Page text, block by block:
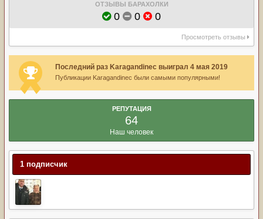
ОТЗЫВЫ БАРАХОЛКИ
0 0 0
Просмотреть отзывы
Последний раз Karagandinec выиграл 4 мая 2019
Публикации Karagandinec были самыми популярными!
РЕПУТАЦИЯ
64
Наш человек
1 подписчик